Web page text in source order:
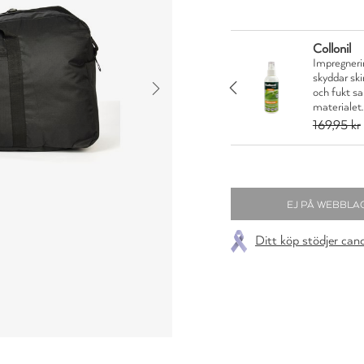
och skydd på en gång JA TACK
Collonil
skyddar
och fukt
materialet.
169,95 kr
Ditt köp stödjer